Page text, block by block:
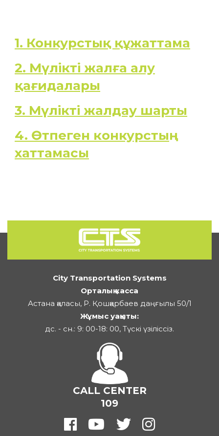
1. Конкурстық құжаттама
2. Мүлікті жалға алу
қағидалары
3. Мүлікті жалдау шарты
4. Өтпеген конкурстың
хаттамасы
City Transportation Systems
Орталық касса
Астана қаласы, Р. Қошқарбаев даңғылы 50/1
Жұмыс уақыты:
дс. - сн.: 9: 00-18: 00, Түскі үзіліссіз.
CALL CENTER
109